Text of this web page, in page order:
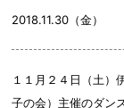
2018.11.30（金）
１１月２４日（土）
子の会）主催のダン